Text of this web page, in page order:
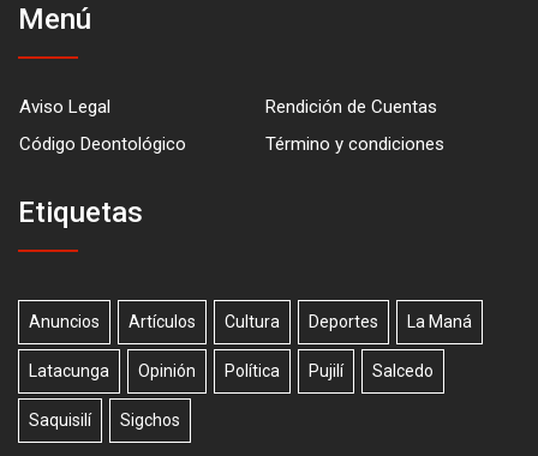
Menú
Aviso Legal
Rendición de Cuentas
Código Deontológico
Término y condiciones
Etiquetas
Anuncios Artículos Cultura Deportes La Maná
Latacunga Opinión Política Pujilí Salcedo
Saquisilí Sigchos